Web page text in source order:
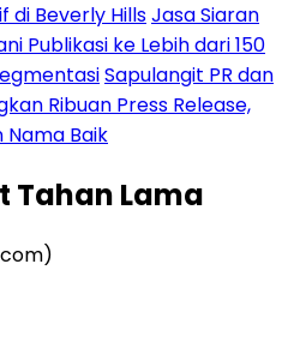
di Beverly HillsJasa Siaran
Publikasi ke Lebih dari 150
Sapulangit PR dan
Ribuan Press Release,
Baik
Tahan Lama